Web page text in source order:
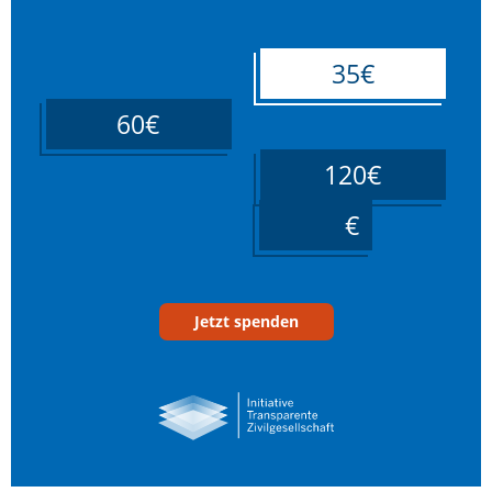
35€
60€
120€
Jetzt spenden